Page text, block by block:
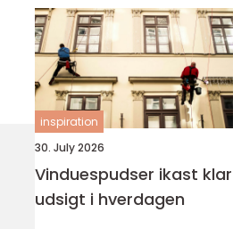
inspiration
30. July 2026
Vinduespudser ikast klar
udsigt i hverdagen